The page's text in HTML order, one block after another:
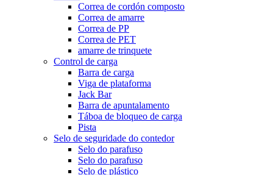
Correa de cordón composto
Correa de amarre
Correa de PP
Correa de PET
amarre de trinquete
Control de carga
Barra de carga
Viga de plataforma
Jack Bar
Barra de apuntalamento
Táboa de bloqueo de carga
Pista
Selo de seguridade do contedor
Selo do parafuso
Selo do parafuso
Selo de plástico